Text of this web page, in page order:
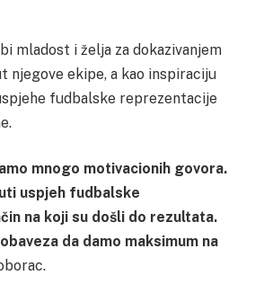
mladost i želja za dokazivanjem
njegove ekipe, a kao inspiraciju
fudbalske reprezentacije
mnogo motivacionih govora.
uspjeh fudbalske
na koji su došli do rezultata.
da damo maksimum na